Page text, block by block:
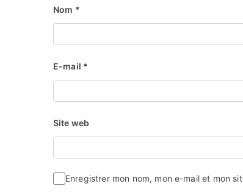
Nom *
E-mail *
Site web
Enregistrer mon nom, mon e-mail et mon